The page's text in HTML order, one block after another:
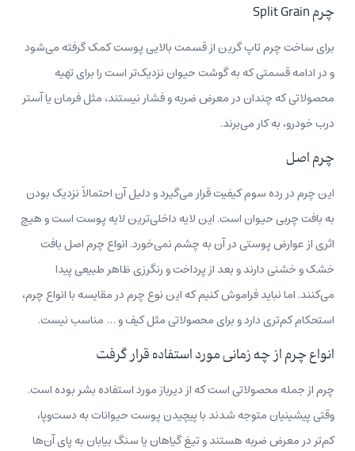
چرم Split Grain
برای ساخت چرم تاپ گرین از قسمت بالایی پوست کمک گرفته می‌شود
و در ادامه قسمتی که به گوشت حیوان نزدیک‌تر است را برای تهیه
محصولاتی که چندان در معرض ضربه و فشار نیستند، مثل فرمان یا آستر
درب خودرو، به کار می‌برند.
چرم اصل
این چرم در رده سوم کیفیت قرار می‌گیرد و دلیل آن احتمالاً نزدیک بودن
به بافت چربی حیوان است. این لایه داخلی‌ترین لایه پوست است و هیچ
اثری از عوارض پوستی در آن به چشم نمی‌خورد. انواع چرم اصل بافت
خشک و خشنی دارند و بعد از پرداخت و رنگرزی ظاهر طبیعی پیدا
می‌کنند. اما نباید فراموش کنیم که این نوع چرم در مقایسه با انواع چرم،
استحکام کم‌تری دارد و برای محصولاتی مثل کیف‌ و … مناسب نیست.
انواع چرم از چه زمانی مورد استفاده قرار گرفت
چرم از جمله محصولاتی است که از دیرباز مورد استفاده بشر بوده است.
وقتی پیشینیان متوجه شدند با پیچیدن پوست حیوانات به دست‌وپا،
کم‌تر در معرض ضربه هستند و تیغ گیاهان یا سنگ بیابان به پای آن‌ها